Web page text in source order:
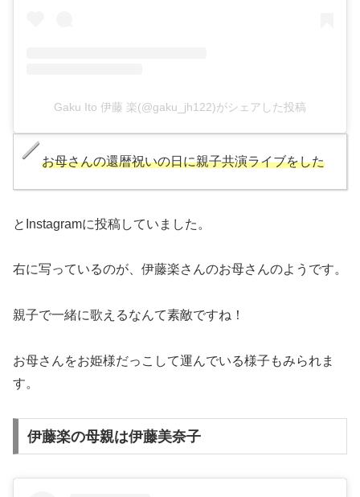
Gaku Ito 伊藤 楽(@gaku_jh122)がシェアした投稿
お母さんの還暦祝いの日に親子共演ライブをした
とInstagramに投稿していました。
右に写っているのが、伊藤楽さんのお母さんのようです。
親子で一緒に歌えるなんて素敵ですね！
お母さんをお姫様だっこして運んでいる様子もみられま
す。
伊藤楽の母親は伊藤美奈子